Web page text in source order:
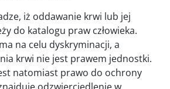
iż oddawanie krwi lub jej
do katalogu praw człowieka.
na celu dyskryminacji, a
krwi nie jest prawem jednostki.
natomiast prawo do ochrony
odzwierciedlenie w